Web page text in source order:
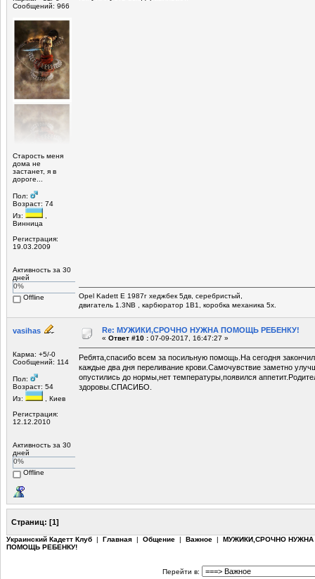
Сообщений: 966
Старость меня
дома не
застанет, я в
дороге...
Пол:
Возраст: 74
Из:
Винница
Регистрация:
19.03.2009
Активность за 30
дней
0%
Offline
Opel Kadett E 1987г хеджбек 5дв, серебристый,
двигатель 1.3NB , карбюратор 1В1, коробка механика 5х.
vasihas
Карма: +5/-0
Сообщений: 114
Пол:
Возраст: 54
Из:
, Киев
Регистрация:
12.12.2010
Активность за 30
дней
0%
Offline
Re: МУЖИКИ,СРОЧНО НУЖНА ПОМОЩЬ РЕБЕНКУ!
« Ответ #10 : 07-09-2017, 16:47:27 »
Ребята,спасибо всем за посильную помощь.На сегодня
каждые два дня переливание крови.Самочувствие заметно
опустились до нормы,нет температуры,появился
здоровы.СПАСИБО.
Страниц: [1]
Украинский Кадетт Клуб | Главная | Общение | Важное | МУЖИКИ,СРОЧНО НУЖНА
ПОМОЩЬ РЕБЕНКУ!
Перейти в: